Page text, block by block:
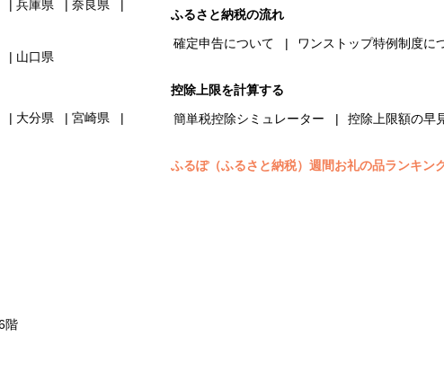
兵庫県
奈良県
山口県
大分県
宮崎県
ふるさと納税の流れ
確定申告について
ワンストップ特例制度に
控除上限を計算する
簡単税控除シミュレーター
控除上限額の早
ふるぽ（ふるさと納税）週間お礼の品ランキン
階